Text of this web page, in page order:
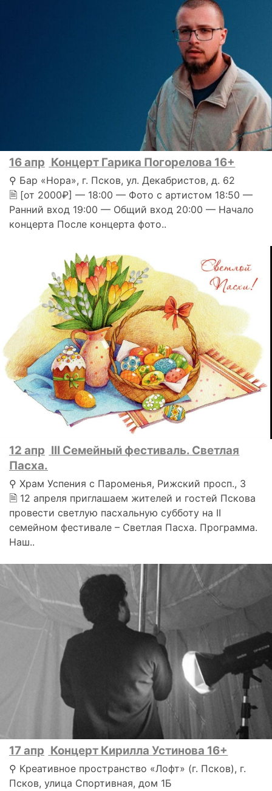
16 апр Концерт Гарика Погорелова 16+
⚲ Бар «Нора», г. Псков, ул. Декабристов, д. 62
🗎 [от 2000₽] — 18:00 — Фото с артистом 18:50 —
Ранний вход 19:00 — Общий вход 20:00 — Начало
концерта После концерта фото..
12 апр III Семейный фестиваль. Светлая
Пасха.
⚲ Храм Успения с Пароменья, Рижский просп., 3
🗎 12 апреля приглашаем жителей и гостей Пскова
провести светлую пасхальную субботу на II
семейном фестивале – Светлая Пасха. Программа.
Наш..
17 апр Концерт Кирилла Устинова 16+
⚲ Креативное пространство «Лофт» (г. Псков), г.
Псков, улица Спортивная, дом 1Б